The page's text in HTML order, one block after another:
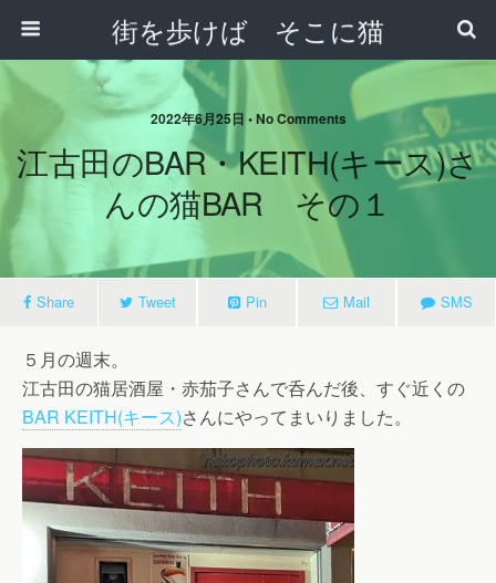
街を歩けば そこに猫
2022年6月25日 • No Comments
江古田のBAR・KEITH(キース)さ
んの猫BAR その１
Share Tweet Pin Mail SMS
５月の週末。
江古田の猫居酒屋・赤茄子さんで呑んだ後、すぐ近くの
BAR KEITH(キース)さんにやってまいりました。